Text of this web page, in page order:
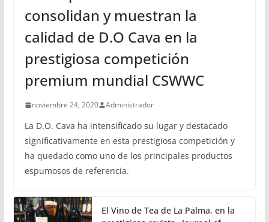
consolidan y muestran la
calidad de D.O Cava en la
prestigiosa competición
premium mundial CSWWC
noviembre 24, 2020 Administrador
La D.O. Cava ha intensificado su lugar y destacado
significativamente en esta prestigiosa competición y
ha quedado como uno de los principales productos
espumosos de referencia.
El Vino de Tea de La Palma, en la